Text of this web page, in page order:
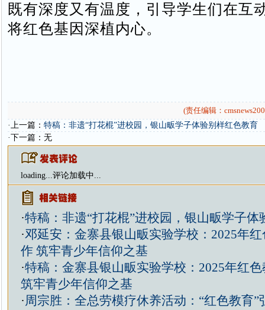
既有深度又有温度，引导学生们在互
将红色基因深植内心。
(责任编辑：
·上一篇： 特稿：非遗“打花棍”进校园，银山畈学子体验别样红色教育
·下一篇：无
loading...评论加载中...
·特稿：非遗“打花棍”进校园，银山畈学子体
·邓延安：金寨县银山畈实验学校：2025年
作 筑牢青少年信仰之基
·特稿：金寨县银山畈实验学校：2025年红
筑牢青少年信仰之基
·周宗胜：全总劳模疗休养活动：“红色教育”